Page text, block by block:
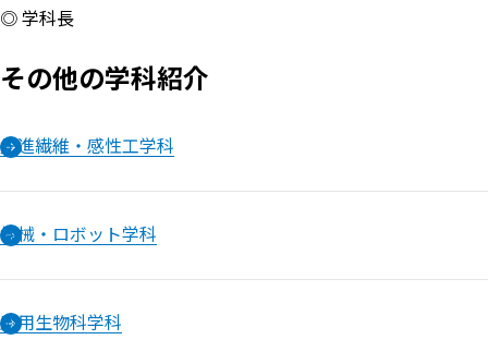
◎ 学科長
その他の学科紹介
先進繊維・感性工学科
機械・ロボット学科
応用生物科学科